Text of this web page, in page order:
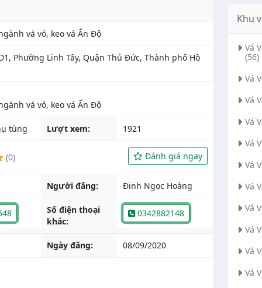
vá vỏ, keo vá Ấn Độ
Phường Linh Tây, Quận Thủ Đức, Thành phố Hồ
tùng Lượt xem: 1921
(0) Đánh giá ngay
Người đăng: Đinh Ngọc Hoàng
Số điện thoại
khác:
0342882148
Ngày đăng: 08/09/2020
Khu
Vá
(56)
Vá
Vá
Vá
Vá
Vá
Vá
Vá
Vá
Vá
Vá